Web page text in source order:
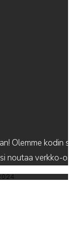
Olemme kodin
noutaa verkko-